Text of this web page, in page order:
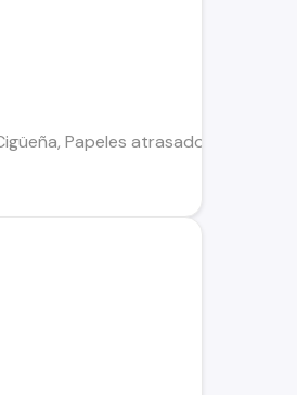
Papeles atrasados. Se